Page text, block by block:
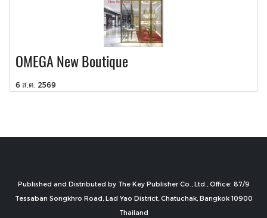
OMEGA New Boutique
6 ส.ค. 2569
Published and Distributed by The Key Publisher Co., Ltd., Office: 87/9
Tessaban Songkhro Road, Lad Yao District, Chatuchak, Bangkok 10900
Thailand